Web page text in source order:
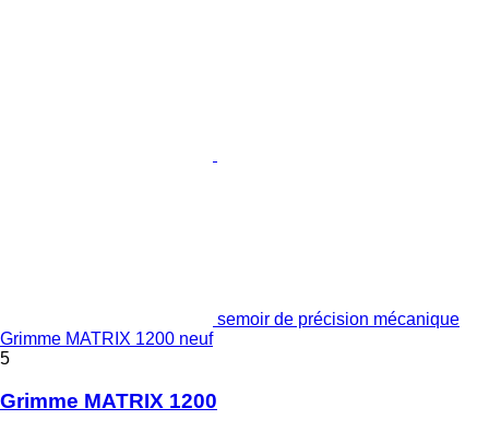
semoir de précision mécanique
Grimme MATRIX 1200 neuf
5
Grimme MATRIX 1200